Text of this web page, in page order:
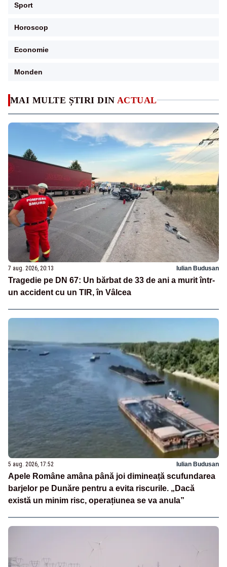
MAI MULTE ȘTIRI DIN ACTUAL
7 aug. 2026, 20:13 Iulian Budusan
Tragedie pe DN 67: Un bărbat de 33 de ani a murit într-
un accident cu un TIR, în Vâlcea
5 aug. 2026, 17:52 Iulian Budusan
Apele Române amâna până joi dimineață scufundarea
barjelor pe Dunăre pentru a evita riscurile. „Dacă
există un minim risc, operațiunea se va anula”
Sport
Horoscop
Economie
Monden